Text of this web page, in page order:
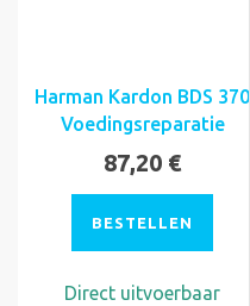
Harman Kardon BDS 370
Voedingsreparatie
87,20 €
BESTELLEN
Direct uitvoerbaar